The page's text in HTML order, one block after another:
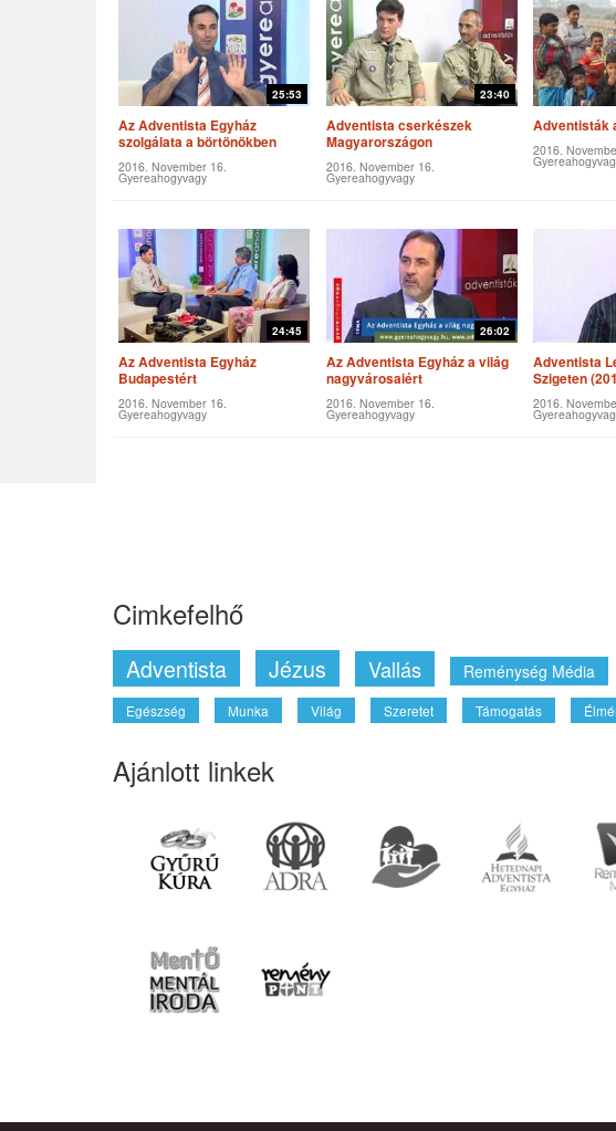
25:53
Az Adventista Egyház
szolgálata a börtönökben
2016. November 16.
Gyereahogyvagy
23:40
Adventista cserkészek
Magyarországon
2016. November 16.
Gyereahogyvagy
Adventisták
2016.
24:45
Az Adventista Egyház
Budapestért
2016. November 16.
Gyereahogyvagy
26:02
Az Adventista Egyház a világ
nagyvárosaiért
2016. November 16.
Gyereahogyvagy
Adventista
Szigeten
2016.
Cimkefelhő
Adventista Jézus Vallás Reménység Média
Egészség Munka Világ Szeretet Támogatás
Ajánlott linkek